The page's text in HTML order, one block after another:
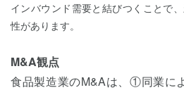
インバウンド需要と結びつくことで
性があります。
M&A観点
食品製造業のM&Aは、①同業に